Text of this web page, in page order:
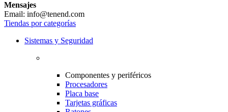
Mensajes
Email: info@tenend.com
Tiendas por categorías
Sistemas y Seguridad
Componentes y periféricos
Procesadores
Placa base
Tarjetas gráficas